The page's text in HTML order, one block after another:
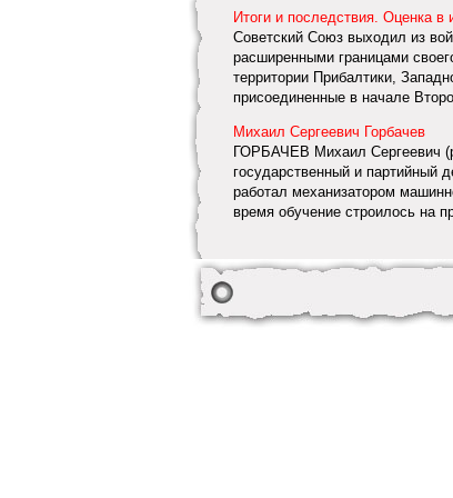
Итоги и последствия. Оценка
Советский Союз выходил из
расширенными границами
территории Прибалтики,
присоединенные в начале
Михаил Сергеевич Горбачев
ГОРБАЧЕВ Михаил Сергеевич
государственный и партийный
работал механизатором
время обучение строилось на